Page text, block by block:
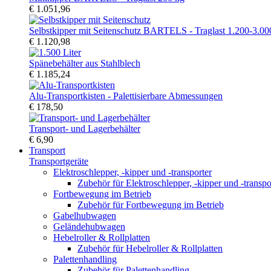
€ 1.051,96
Selbstkipper mit Seitenschutz BARTELS - Traglast 1.200-
€ 1.120,98
Spänebehälter aus Stahlblech
€ 1.185,24
Alu-Transportkisten - Palettisierbare Abmessungen
€ 178,50
Transport- und Lagerbehälter
€ 6,90
Transport
Transportgeräte
Elektroschlepper, -kipper und -transporter
Zubehör für Elektroschlepper, -kipper und -
Fortbewegung im Betrieb
Zubehör für Fortbewegung im Betrieb
Gabelhubwagen
Geländehubwagen
Hebelroller & Rollplatten
Zubehör für Hebelroller & Rollplatten
Palettenhandling